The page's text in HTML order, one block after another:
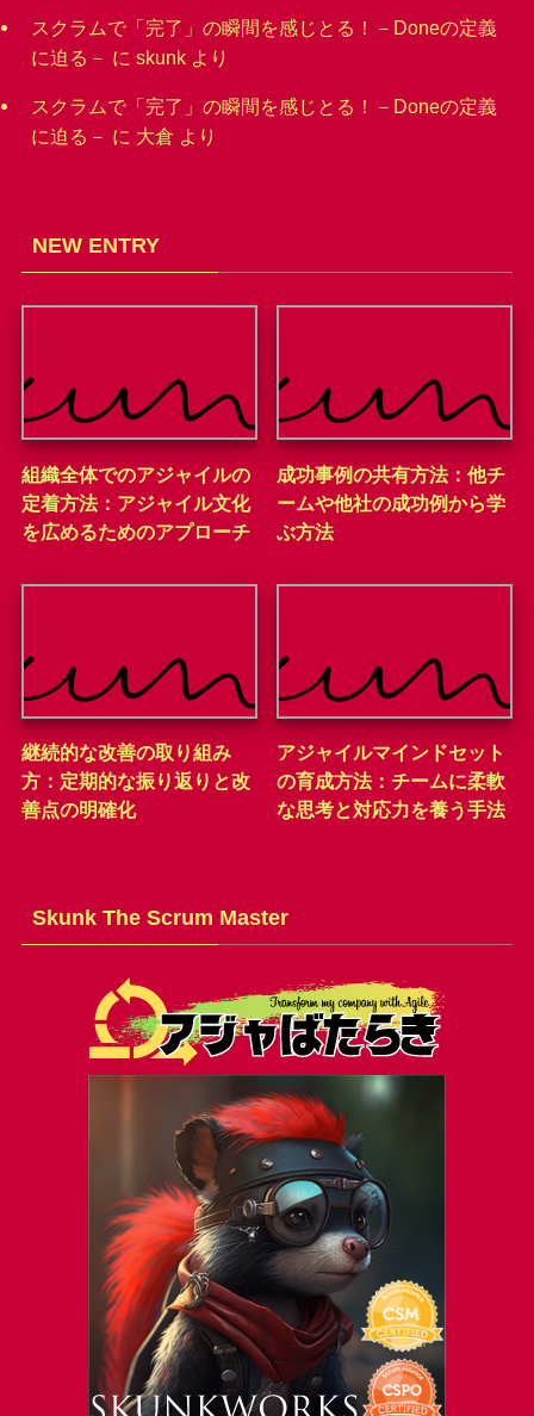
スクラムで「完了」の瞬間を感じとる！－Doneの定義
に迫る－ に skunkより
スクラムで「完了」の瞬間を感じとる！－Doneの定義
に迫る－ に 大倉 より
NEW ENTRY
組織全体でのアジャイルの
定着方法：アジャイル文化
を広めるためのアプローチ
成功事例の共有方法：他チ
ームや他社の成功例から学
ぶ方法
継続的な改善の取り組み
方：定期的な振り返りと改
善点の明確化
アジャイルマインドセット
の育成方法：チームに柔軟
な思考と対応力を養う手法
Skunk The Scrum Master